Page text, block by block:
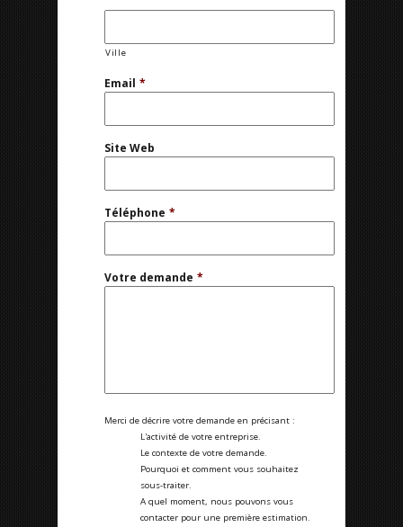
Ville
Email *
Site Web
Téléphone *
Votre demande *
Merci de décrire votre demande en précisant :
L'activité de votre entreprise.
Le contexte de votre demande.
Pourquoi et comment vous souhaitez
sous-traiter.
A quel moment, nous pouvons vous
contacter pour une première estimation.